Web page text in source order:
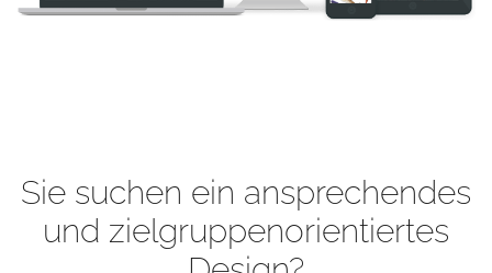
Sie suchen ein ansprechendes
und zielgruppenorientiertes